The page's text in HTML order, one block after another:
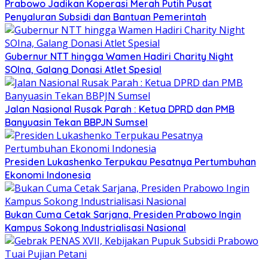
Prabowo Jadikan Koperasi Merah Putih Pusat
Penyaluran Subsidi dan Bantuan Pemerintah
Gubernur NTT hingga Wamen Hadiri Charity Night
SOIna, Galang Donasi Atlet Spesial
Jalan Nasional Rusak Parah : Ketua DPRD dan PMB
Banyuasin Tekan BBPJN Sumsel
Presiden Lukashenko Terpukau Pesatnya Pertumbuhan
Ekonomi Indonesia
Bukan Cuma Cetak Sarjana, Presiden Prabowo Ingin
Kampus Sokong Industrialisasi Nasional